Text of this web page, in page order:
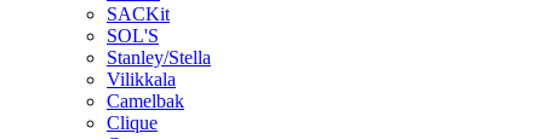
SACKit
SOL'S
Stanley/Stella
Vilikkala
Camelbak
Clique